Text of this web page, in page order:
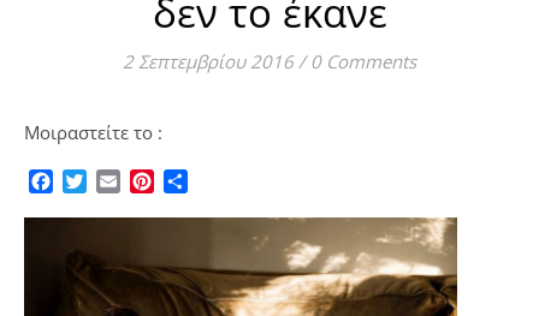
δεν το έκανε
2 Σεπτεμβρίου 2016 / 0 Comments
Μοιραστείτε το :
Facebook
TwitterEmailPinterest